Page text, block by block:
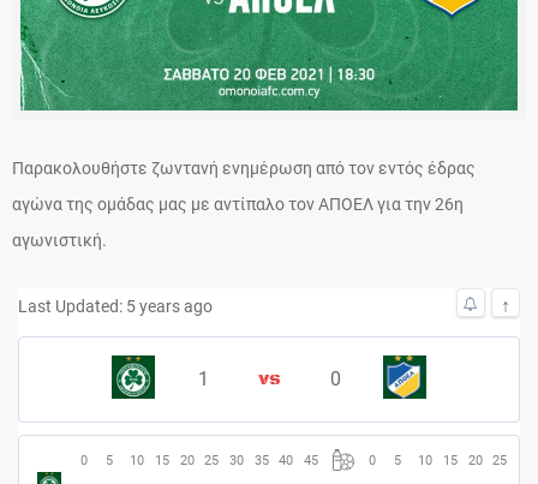
Παρακολουθήστε ζωντανή ενημέρωση από τον εντός έδρας
αγώνα της ομάδας μας με αντίπαλο τον ΑΠΟΕΛ για την 26η
αγωνιστική.
Last Updated: 5 years ago ↑
1 0
0 5 10 15 20 25 30 35 40 45 0 5 10 15 20 25